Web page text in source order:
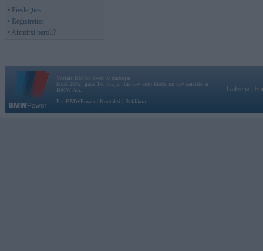
• Pieslēgties
• Reģistrēties
• Aizmirsi paroli?
Vortāls BMWPower.lv darbojas
kopš 2002. gada 14. maija. Tas nav auto klubs un nav saistīts ar
BMW AG.
Par BMWPower
Kontakti Reklāma
Galvena